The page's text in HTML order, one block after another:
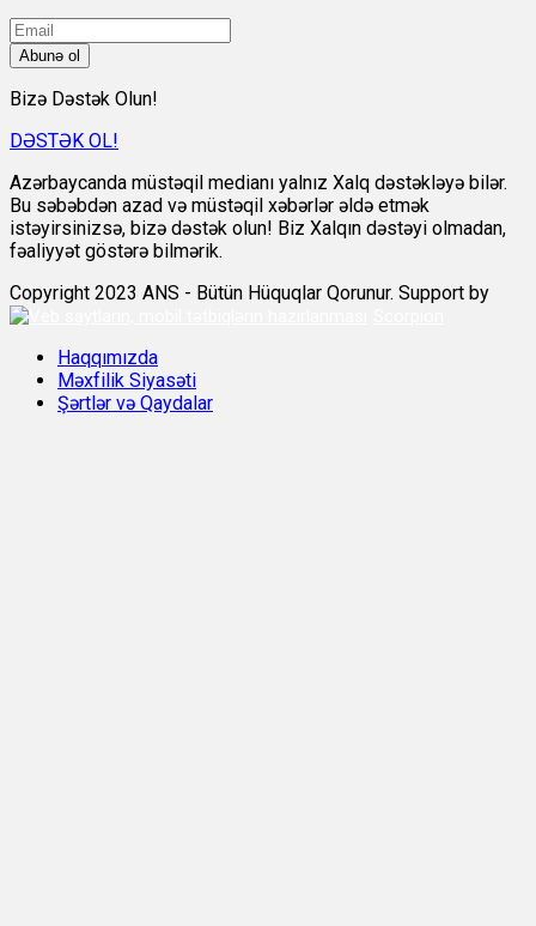
Abunə ol
Bizə Dəstək Olun!
DƏSTƏK OL!
Azərbaycanda müstəqil medianı yalnız Xalq dəstəkləyə bilər.
Bu səbəbdən azad və müstəqil xəbərlər əldə etmək
istəyirsinizsə, bizə dəstək olun! Biz Xalqın dəstəyi olmadan,
fəaliyyət göstərə bilmərik.
Copyright 2023 ANS - Bütün Hüquqlar Qorunur. Support by
Haqqımızda
Məxfilik Siyasəti
Şərtlər və Qaydalar